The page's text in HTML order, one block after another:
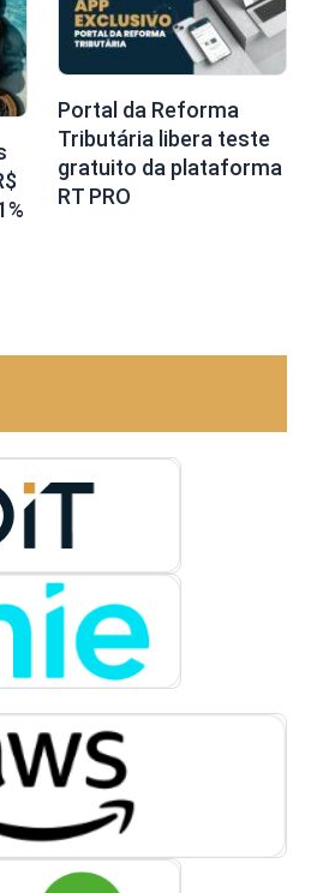
Portal da Reforma
Tributária libera teste
gratuito da plataforma
RT PRO